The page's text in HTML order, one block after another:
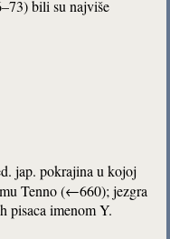
bili su najviše
jap. pokrajina u kojoj
Tenno (←660); jezgra
pisaca imenom Y.